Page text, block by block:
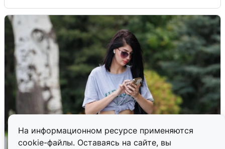
На информационном ресурсе применяются
cookie-файлы. Оставаясь на сайте, вы